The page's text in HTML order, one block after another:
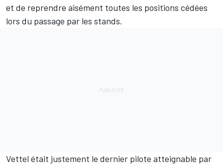
et de reprendre aisément toutes les positions cédées
lors du passage par les stands.
Vettel était justement le dernier pilote atteignable par